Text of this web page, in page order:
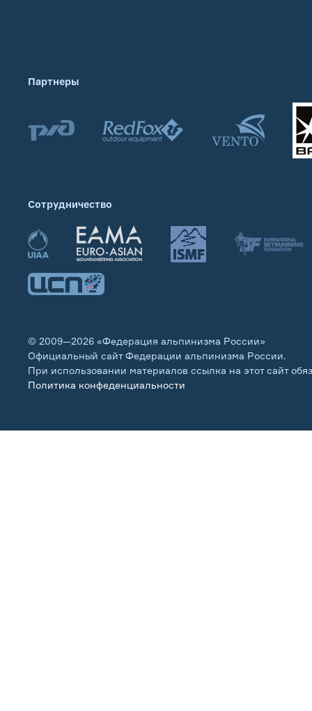
Партнеры
Сотрудничество
© 2009—2026 «Федерация альпинизма России»
Официальный сайт Федерации альпинизма России.
При использовании материалов ссылка на этот сайт
Политика конфеденциальности